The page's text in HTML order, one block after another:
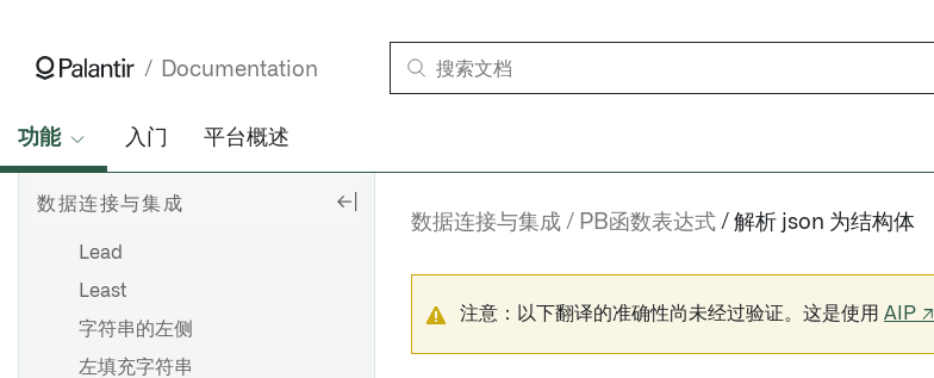
Documentation
功能 入门 平台概述
数据连接与集成
是否是有效的uuid
滞后
Last
一周/月/季度/年最后一天
Lead
Least
字符串的左侧
左填充字符串
数据连接与集成 PB函数表达式 解析 json 为结构体
注意：以下翻译的准确性尚未经过验证。这是使用 AIP ↗